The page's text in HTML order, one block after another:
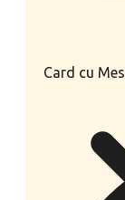
Card cu